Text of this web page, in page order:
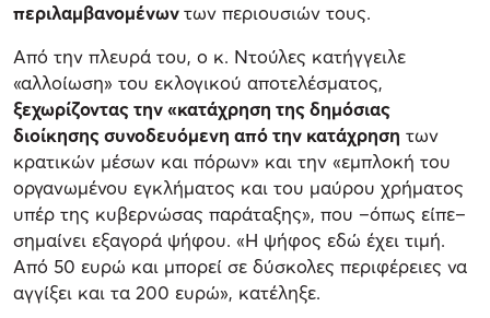
περιλαμβανομένωντων περιουσιών τους.
Από την πλευρά του, ο κ. Ντούλες κατήγγειλε
«αλλοίωση» του εκλογικού αποτελέσματος,
ξεχωρίζοντας την «κατάχρηση της δημόσιας
διοίκησης συνοδευόμενη από την κατάχρηση των
κρατικών μέσων και πόρων» και την «εμπλοκή του
οργανωμένου εγκλήματος και του μαύρου χρήματος
υπέρ της κυβερνώσας παράταξης», που –όπως είπε–
σημαίνει εξαγορά ψήφου. «Η ψήφος εδώ έχει τιμή.
Από 50 ευρώ και μπορεί σε δύσκολες περιφέρειες να
αγγίξει και τα 200 ευρώ», κατέληξε.